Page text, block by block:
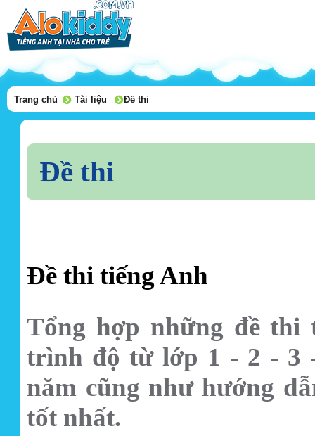
Trang chủ Tài liệu Đề thi
Đề thi
Đề thi tiếng Anh
Tổng hợp những đề thi
trình độ từ lớp 1 - 2 - 3
năm cũng như hướng
tốt nhất.